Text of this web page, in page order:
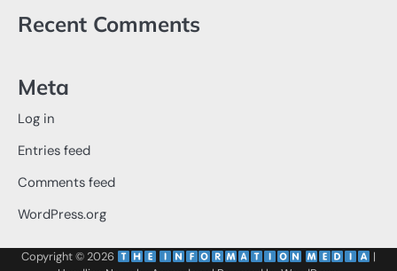
Recent Comments
Meta
Log in
Entries feed
Comments feed
WordPress.org
Copyright © 2026
|